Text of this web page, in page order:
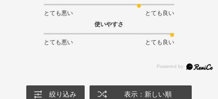
とても悪い
とても良い
使いやすさ
とても悪い とても良い
絞り込み 表示：新しい順